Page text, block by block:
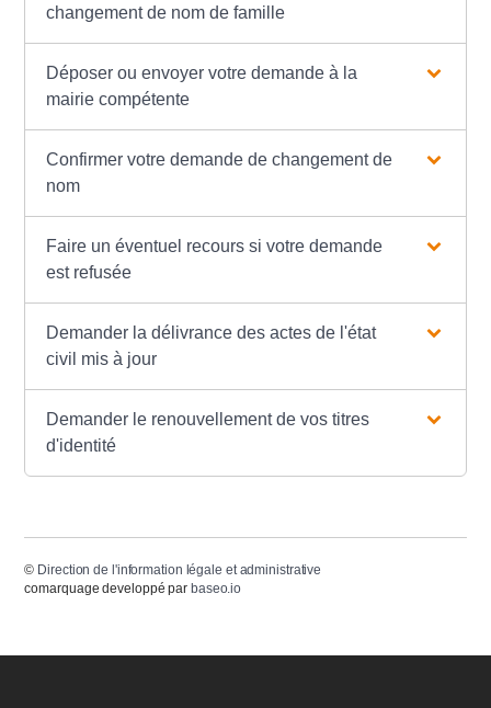
changement de nom de famille
Déposer ou envoyer votre demande à la
mairie compétente
Confirmer votre demande de changement de
nom
Faire un éventuel recours si votre demande
est refusée
Demander la délivrance des actes de l'état
civil mis à jour
Demander le renouvellement de vos titres
d'identité
© Direction de l'information légale et administrative
comarquage developpé par baseo.io